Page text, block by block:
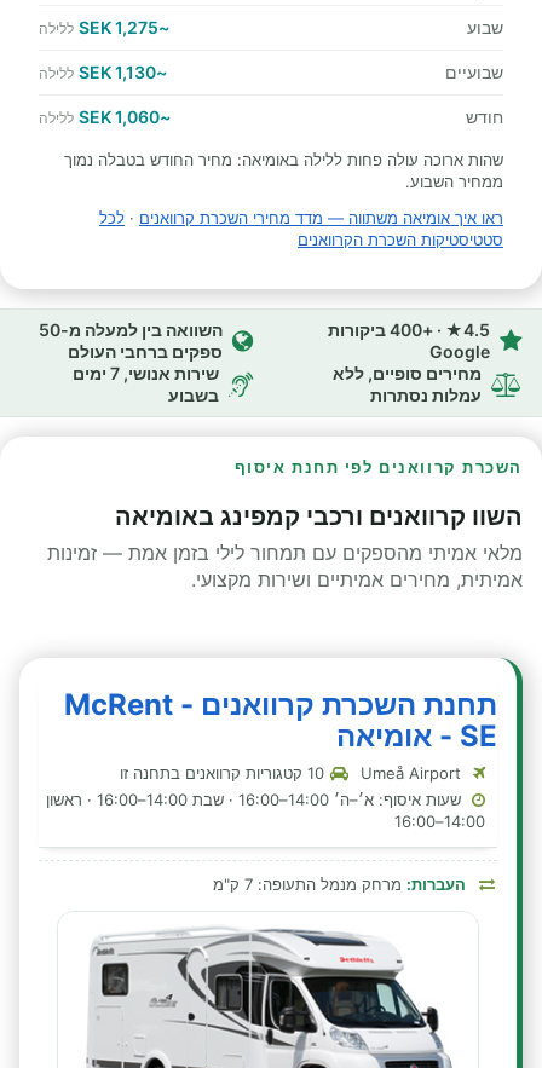
שבוע ~1,275 SEK ללילה
שבועיים ~1,130 SEK ללילה
חודש ~1,060 SEK ללילה
שהות ארוכה עולה פחות ללילה באומיאה: מחיר החודש בטבלה נמוך
ממחיר השבוע.
ראו איך אומיאה משתווה — מדד מחירי השכרת קרוואנים · לכל
סטטיסטיקות השכרת הקרוואנים
4.5★ · +400 ביקורות
Google
השוואה בין למעלה מ-50
ספקים ברחבי העולם
מחירים סופיים, ללא
עמלות נסתרות
שירות אנושי, 7 ימים
בשבוע
השכרת קרוואנים לפי תחנת איסוף
השוו קרוואנים ורכבי קמפינג באומיאה
מלאי אמיתי מהספקים עם תמחור לילי בזמן אמת — זמינות
אמיתית, מחירים אמיתיים ושירות מקצועי.
תחנת השכרת קרוואנים - McRent
SE - אומיאה
שעות איסוף: א׳–ה׳ 14:00–16:00 · שבת 14:00–16:00 · ראשון
14:00–16:00
העברות: מרחק מנמל התעופה: 7 ק"מ